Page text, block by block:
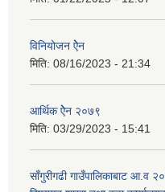
विनियोजन ऐेन
मिति: 08/16/2023 - 21:34
आर्थिक ऐेन २०७९
मिति: 03/29/2023 - 15:41
साँगुरीगढी गाउँपालिकाबाट आ.व